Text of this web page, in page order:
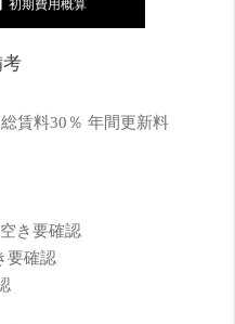
初期費用概算
賃料30％ 年間更新料
き要確認
要確認